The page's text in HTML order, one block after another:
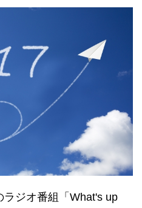
ジオ番組「What's up